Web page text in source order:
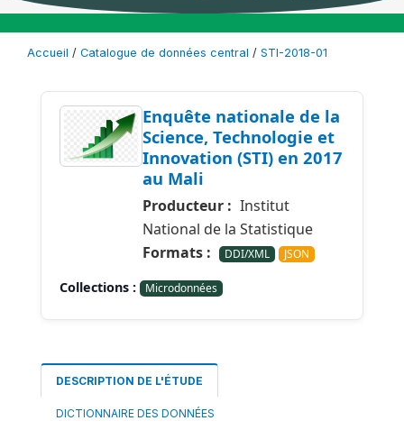
Accueil / Catalogue de données central / STI-2018-01
Enquête nationale de la
Science, Technologie et
Innovation (STI) en 2017
au Mali
Producteur : Institut
National de la Statistique
Formats :
DDI/XML JSON
Collections : Microdonnées
DESCRIPTION DE L'ÉTUDE
DICTIONNAIRE DES DONNÉES